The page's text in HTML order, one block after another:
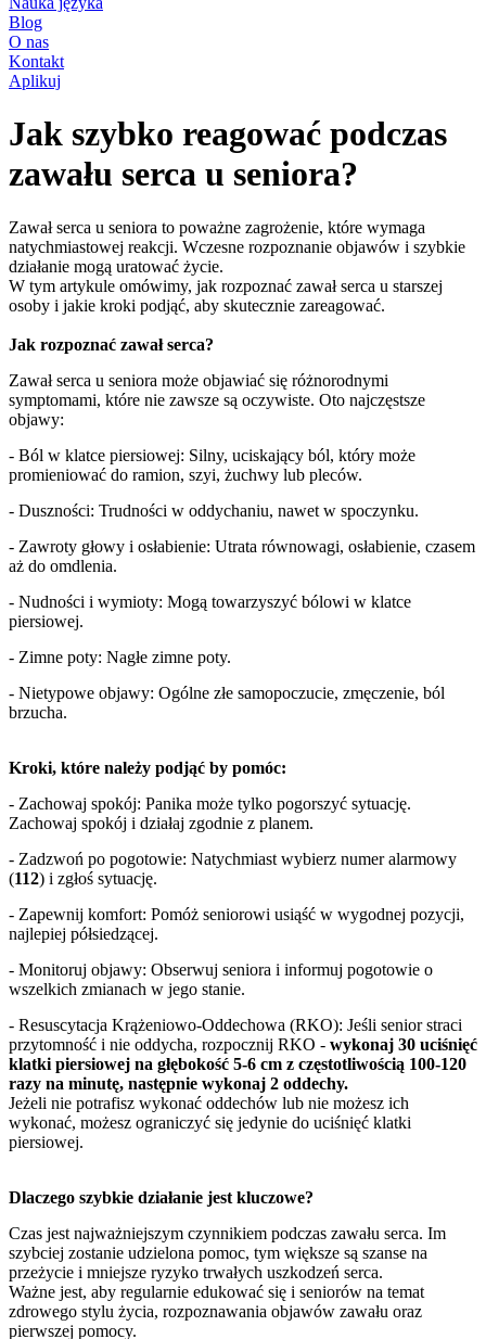
Blog
O nas
Kontakt
Aplikuj
Jak szybko reagować podczas
zawału serca u seniora?
Zawał serca u seniora to poważne zagrożenie, które wymaga
natychmiastowej reakcji. Wczesne rozpoznanie objawów i szybkie
działanie mogą uratować życie.
W tym artykule omówimy, jak rozpoznać zawał serca u starszej
osoby i jakie kroki podjąć, aby skutecznie zareagować.
Jak rozpoznać zawał serca?
Zawał serca u seniora może objawiać się różnorodnymi
symptomami, które nie zawsze są oczywiste. Oto najczęstsze
objawy:
- Ból w klatce piersiowej: Silny, uciskający ból, który może
promieniować do ramion, szyi, żuchwy lub pleców.
- Duszności: Trudności w oddychaniu, nawet w spoczynku.
- Zawroty głowy i osłabienie: Utrata równowagi, osłabienie, czasem
aż do omdlenia.
- Nudności i wymioty: Mogą towarzyszyć bólowi w klatce
piersiowej.
- Zimne poty: Nagłe zimne poty.
- Nietypowe objawy: Ogólne złe samopoczucie, zmęczenie, ból
brzucha.
Kroki, które należy podjąć by pomóc:
- Zachowaj spokój: Panika może tylko pogorszyć sytuację.
Zachowaj spokój i działaj zgodnie z planem.
- Zadzwoń po pogotowie: Natychmiast wybierz numer alarmowy
(112) i zgłoś sytuację.
- Zapewnij komfort: Pomóż seniorowi usiąść w wygodnej pozycji,
najlepiej półsiedzącej.
- Monitoruj objawy: Obserwuj seniora i informuj pogotowie o
wszelkich zmianach w jego stanie.
- Resuscytacja Krążeniowo-Oddechowa (RKO): Jeśli senior straci
przytomność i nie oddycha, rozpocznij RKO - wykonaj 30 uciśnięć
klatki piersiowej na głębokość 5-6 cm z częstotliwością 100-120
razy na minutę, następnie wykonaj 2 oddechy.
Jeżeli nie potrafisz wykonać oddechów lub nie możesz ich
wykonać, możesz ograniczyć się jedynie do uciśnięć klatki
piersiowej.
Dlaczego szybkie działanie jest kluczowe?
Czas jest najważniejszym czynnikiem podczas zawału serca. Im
szybciej zostanie udzielona pomoc, tym większe są szanse na
przeżycie i mniejsze ryzyko trwałych uszkodzeń serca.
Ważne jest, aby regularnie edukować się i seniorów na temat
zdrowego stylu życia, rozpoznawania objawów zawału oraz
pierwszej pomocy.